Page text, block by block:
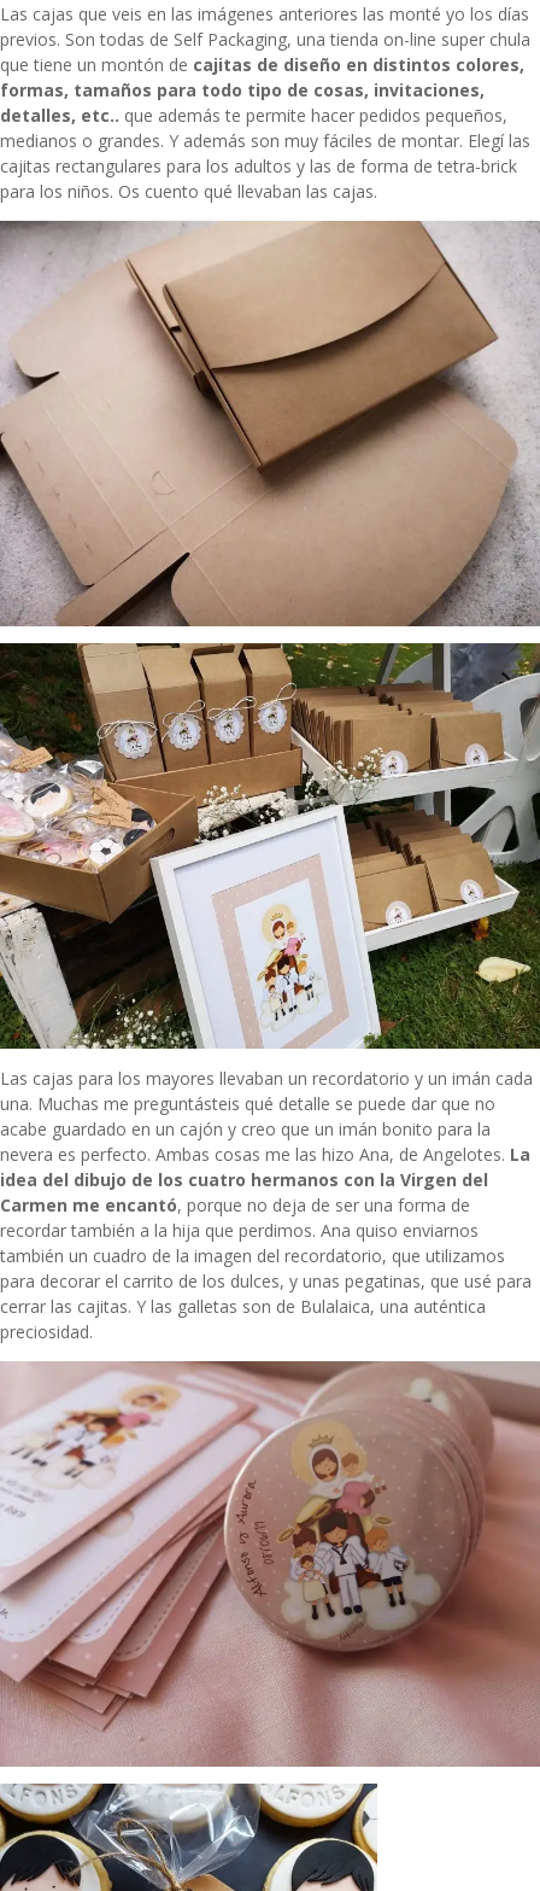
Las cajas que veis en las imágenes anteriores las monté yo los días
previos. Son todas de Self Packaging, una tienda on-line super chula
que tiene un montón de cajitas de diseño en distintos colores,
formas, tamaños para todo tipo de cosas, invitaciones,
detalles, etc.. que además te permite hacer pedidos pequeños,
medianos o grandes. Y además son muy fáciles de montar. Elegí las
cajitas rectangulares para los adultos y las de forma de tetra-brick
para los niños. Os cuento qué llevaban las cajas.
Las cajas para los mayores llevaban un recordatorio y un imán cada
una. Muchas me preguntásteis qué detalle se puede dar que no
acabe guardado en un cajón y creo que un imán bonito para la
nevera es perfecto. Ambas cosas me las hizo Ana, de Angelotes. La
idea del dibujo de los cuatro hermanos con la Virgen del
Carmen me encantó, porque no deja de ser una forma de
recordar también a la hija que perdimos. Ana quiso enviarnos
también un cuadro de la imagen del recordatorio, que utilizamos
para decorar el carrito de los dulces, y unas pegatinas, que usé para
cerrar las cajitas. Y las galletas son de Bulalaica, una auténtica
preciosidad.